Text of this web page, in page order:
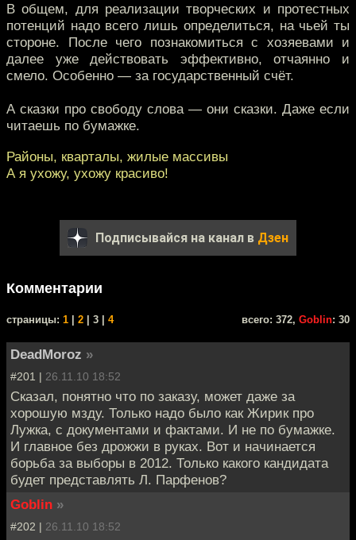
В общем, для реализации творческих и протестных
потенций надо всего лишь определиться, на чьей ты
стороне. После чего познакомиться с хозяевами и
далее уже действовать эффективно, отчаянно и
смело. Особенно — за государственный счёт.
А сказки про свободу слова — они сказки. Даже если
читаешь по бумажке.
Районы, кварталы, жилые массивы
А я ухожу, ухожу красиво!
Подписывайся на канал в Дзен
Комментарии
cтраницы: 1 2 | 3 | 4 всего: 372, Goblin: 30
DeadMoroz »
#201 | 26.11.10 18:52
Сказал, понятно что по заказу, может даже за
хорошую мзду. Только надо было как Жирик про
Лужка, с документами и фактами. И не по бумажке.
И главное без дрожжи в руках. Вот и начинается
борьба за выборы в 2012. Только какого кандидата
будет представлять Л. Парфенов?
Goblin »
#202 | 26.11.10 18:52